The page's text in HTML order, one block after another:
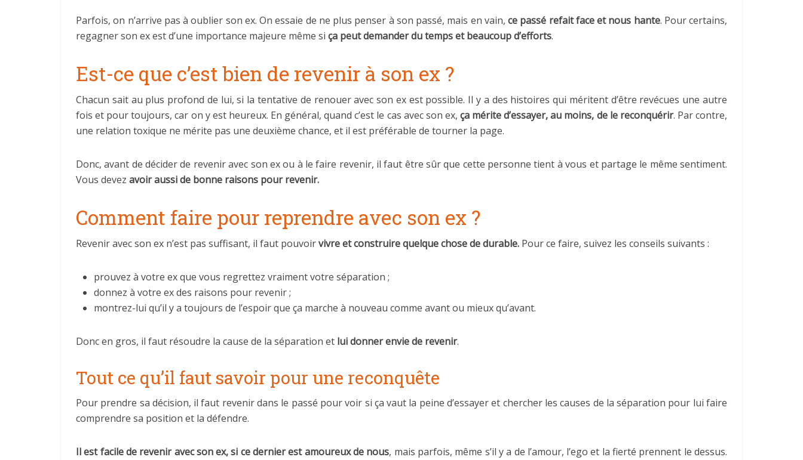
Parfois, on n’arrive pas à oublier son ex. On essaie de ne plus penser à son passé, mais en vain, ce passé refait face et nous hante. Pour certains,
regagner son ex est d’une importance majeure même si ça peut demander du temps et beaucoup d’efforts.
Est-ce que c’est bien de revenir à son ex ?
Chacun sait au plus profond de lui, si la tentative de renouer avec son ex est possible. Il y a des histoires qui méritent d’être revécues une autre
fois et pour toujours, car on y est heureux. En général, quand c’est le cas avec son ex, ça mérite d’essayer, au moins, de le reconquérir. Par contre,
une relation toxique ne mérite pas une deuxième chance, et il est préférable de tourner la page.
Donc, avant de décider de revenir avec son ex ou à le faire revenir, il faut être sûr que cette personne tient à vous et partage le même sentiment.
Vous devez avoir aussi de bonne raisons pour revenir.
Comment faire pour reprendre avec son ex ?
Revenir avec son ex n’est pas suffisant, il faut pouvoirvivre et construire quelque chose de durable. Pour ce faire, suivez les conseils suivants :
prouvez à votre ex que vous regrettez vraiment votre séparation ;
donnez à votre ex des raisons pour revenir ;
montrez-lui qu’il y a toujours de l’espoir que ça marche à nouveau comme avant ou mieux qu’avant.
Donc en gros, il faut résoudre la cause de la séparation et lui donner envie de revenir.
Tout ce qu’il faut savoir pour une reconquête
Pour prendre sa décision, il faut revenir dans le passé pour voir si ça vaut la peine d’essayer et chercher les causes de la séparation pour lui faire
comprendre sa position et la défendre.
Il est facile de revenir avec son ex, si ce dernier est amoureux de nous, mais parfois, même s’il y a de l’amour, l’ego et la fierté prennent le dessus.